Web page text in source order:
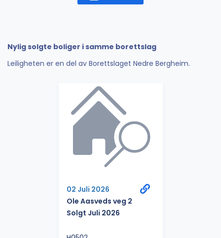
Nylig solgte boliger i samme borettslag
Leiligheten er en del av Borettslaget Nedre Bergheim.
02 Juli 2026
Ole Aasveds veg 2
Solgt Juli 2026